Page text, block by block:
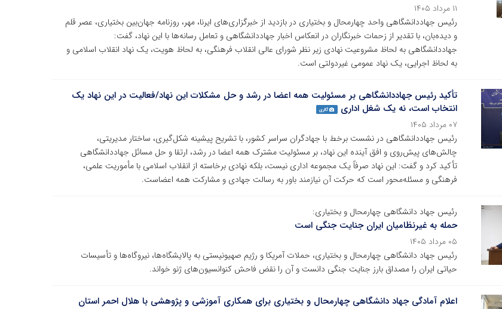
۱۱ مرداد ۱۴۰۵
رئیس جهاددانشگاهی واحد چهارمحال و بختیاری در بازدید از خبرگزاری‌های ایرنا، مهر، روزنامه جهان‌بین بختیاری، عصر قلم
و دیده‌بان، با تقدیر از زحمات خبرنگاران در انعکاس اخبار جهاددانشگاهی و تعامل رسانه‌ها با این نهاد، گفت:
جهاددانشگاهی به لحاظ مشروعیت نهادی زیر نظر شورای عالی انقلاب فرهنگی، به لحاظ هویت، یک نهاد انقلاب اسلامی و
به لحاظ اجرایی، یک نهاد عمومی غیردولتی است.
تأکید رئیس جهاددانشگاهی بر مسئولیت همه اعضا در رشد و حل مشکلات این نهاد/فعالیت در این نهاد یک
انتخاب است، نه یک شغل اداری
گالری
۰۷ مرداد ۱۴۰۵
رئیس جهاددانشگاهی در نشست برخط با جهادگران سراسر کشور، با تشریح پیشینه شکل‌گیری، ساختار مدیریتی،
چالش‌های پیش‌روی و افق آینده این نهاد، بر مسئولیت مشترک همه اعضا در رشد، ارتقا و حل مسائل جهاددانشگاهی
تأکید کرد و گفت: این نهاد صرفاً یک مجموعه اداری نیست، بلکه نهادی برخاسته از انقلاب اسلامی با مأموریت علمی،
فرهنگی و مسئله‌محور است که حرکت آن نیازمند باور به رسالت جهادی و مشارکت همه اعضاست.
رئیس جهاد دانشگاهی چهارمحال و بختیاری:
حمله به غیرنظامیان ایران جنایت جنگی است
۰۵ مرداد ۱۴۰۵
رئیس جهاد دانشگاهی چهارمحال و بختیاری، حملات آمریکا و رژیم صهیونیستی به پالایشگاه‌ها، نیروگاه‌ها و تأسیسات
حیاتی ایران را مصداق بارز جنایت جنگی دانست و آن را نقض فاحش کنوانسیون‌های ژنو خواند.
اعلام آمادگی جهاد دانشگاهی چهارمحال و بختیاری برای همکاری آموزشی و پژوهشی با هلال احمر استان